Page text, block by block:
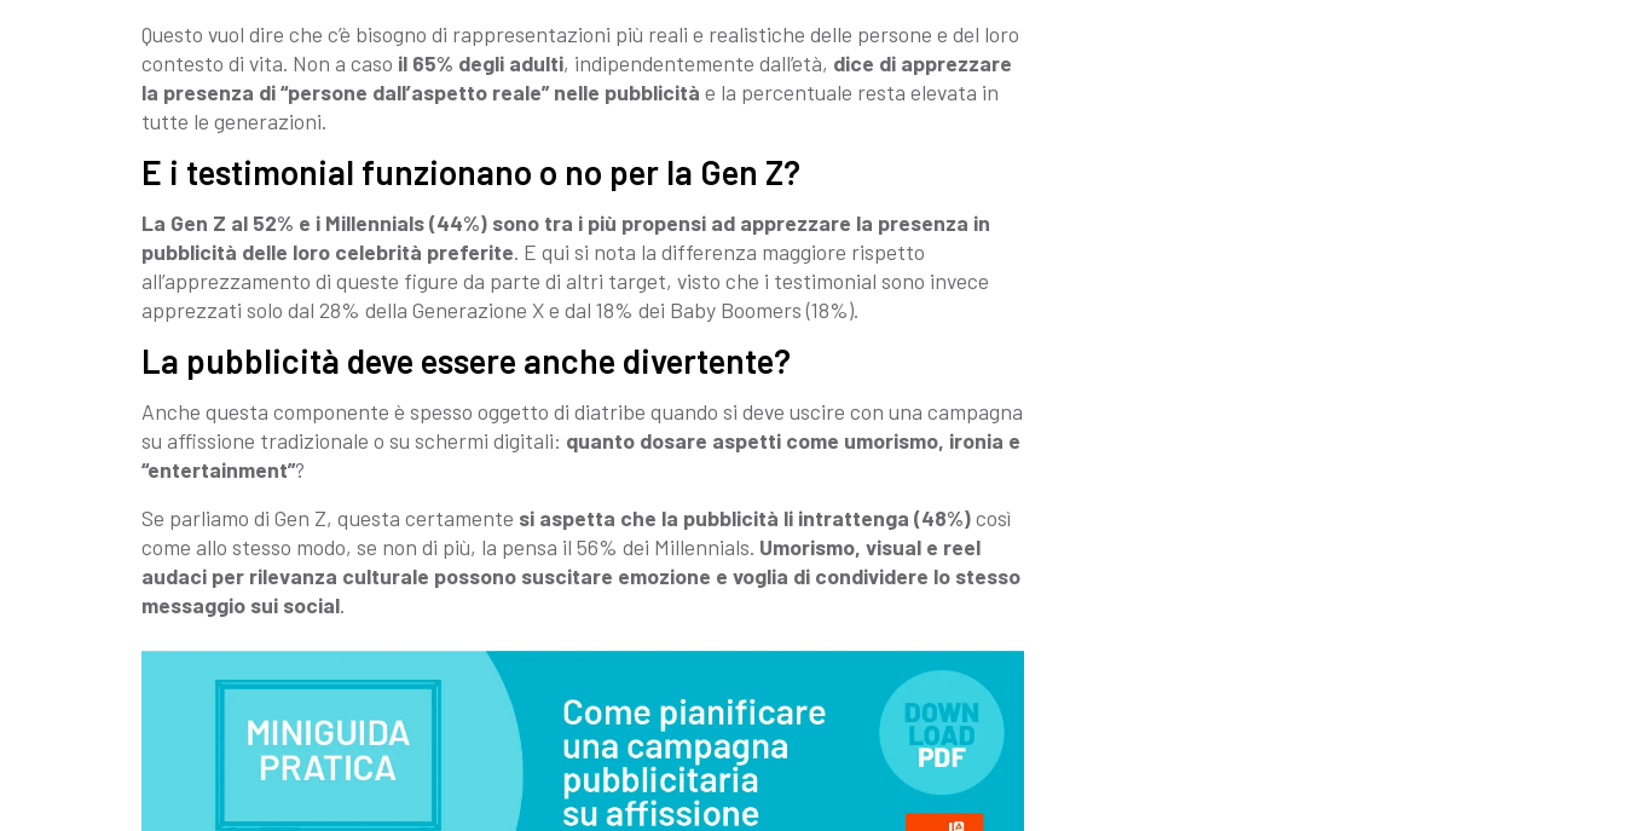
Questo vuol dire che c’è bisogno di rappresentazioni più reali e realistiche delle persone e del loro
contesto di vita. Non a caso il 65% degli adulti, indipendentemente dall’età, dice di apprezzare
la presenza di “persone dall’aspetto reale” nelle pubblicità e la percentuale resta elevata in
tutte le generazioni.
E i testimonial funzionano o no per la Gen Z?
La Gen Z al 52% e i Millennials (44%) sono tra i più propensi ad apprezzare la presenza in
pubblicità delle loro celebrità preferite. E qui si nota la differenza maggiore rispetto
all’apprezzamento di queste figure da parte di altri target, visto che i testimonial sono invece
apprezzati solo dal 28% della Generazione X e dal 18% dei Baby Boomers (18%).
La pubblicità deve essere anche divertente?
Anche questa componente è spesso oggetto di diatribe quando si deve uscire con una campagna
su affissione tradizionale o su schermi digitali: quanto dosare aspetti come umorismo, ironia e
“entertainment”?
Se parliamo di Gen Z, questa certamente si aspetta che la pubblicità li intrattenga (48%)così
come allo stesso modo, se non di più, la pensa il 56% dei Millennials. Umorismo, visual e reel
audaci per rilevanza culturale possono suscitare emozione e voglia di condividere lo stesso
messaggio sui social.